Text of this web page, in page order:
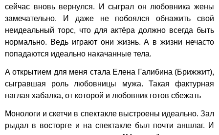
сейчас вновь вернулся. И сыграл он любовника жены
замечательно. И даже не побоялся обнажить свой
неидеальный торс, что для актёра должно всегда быть
нормально. Ведь играют они жизнь. А в жизни нечасто
попадаются идеально накачанные тела.
А открытием для меня стала Елена Галибина (Брижжит),
сыгравшая роль любовницы мужа. Такая фактурная
наглая хабалка, от которой и любовник готов сбежать
Монологи и скетчи в спектакле выстроены идеально. Зал
рыдал в восторге и на спектакле был почти аншлаг. И